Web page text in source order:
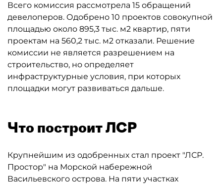
Всего комиссия рассмотрела 15 обращений
девелоперов. Одобрено 10 проектов совокупной
площадью около 895,3 тыс. м2 квартир, пяти
проектам на 560,2 тыс. м2 отказали. Решение
комиссии не является разрешением на
строительство, но определяет
инфраструктурные условия, при которых
площадки могут развиваться дальше.
Что построит ЛСР
Крупнейшим из одобренных стал проект "ЛСР.
Простор" на Морской набережной
Васильевского острова. На пяти участках